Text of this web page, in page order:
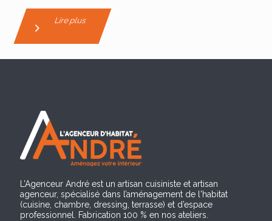
Lire plus
L’Agenceur André est un artisan cuisiniste et artisan
agenceur, spécialisé dans l’aménagement de l'habitat
(cuisine, chambre, dressing, terrasse) et d’espace
professionnel. Fabrication 100 % en nos ateliers.